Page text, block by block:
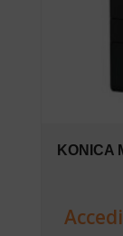
KONICA